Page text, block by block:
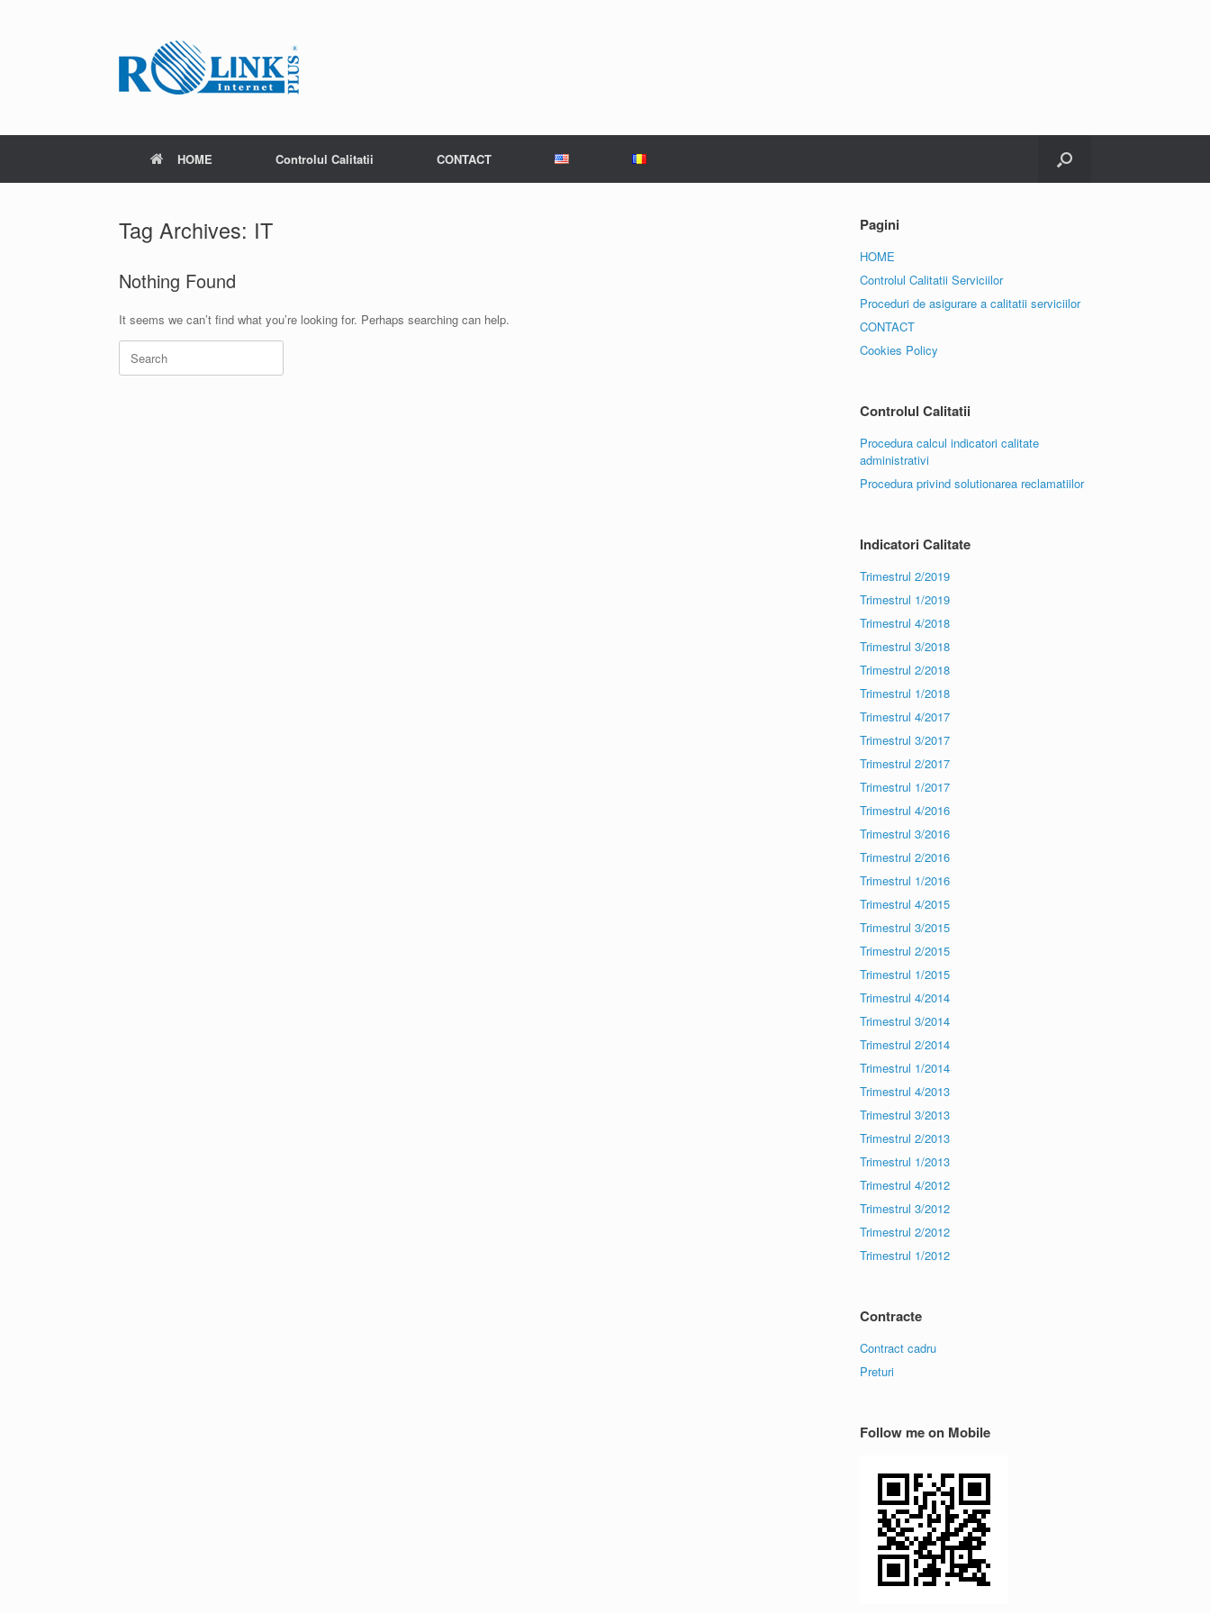
HOME Controlul Calitatii CONTACT
Tag Archives: IT
Nothing Found
It seems we can’t find what you’re looking for. Perhaps searching can help.
Search
for:
Pagini
HOME
Controlul Calitatii Serviciilor
Proceduri de asigurare a calitatii serviciilor
CONTACT
Cookies Policy
Controlul Calitatii
Procedura calcul indicatori calitate
administrativi
Procedura privind solutionarea reclamatiilor
Indicatori Calitate
Trimestrul 2/2019
Trimestrul 1/2019
Trimestrul 4/2018
Trimestrul 3/2018
Trimestrul 2/2018
Trimestrul 1/2018
Trimestrul 4/2017
Trimestrul 3/2017
Trimestrul 2/2017
Trimestrul 1/2017
Trimestrul 4/2016
Trimestrul 3/2016
Trimestrul 2/2016
Trimestrul 1/2016
Trimestrul 4/2015
Trimestrul 3/2015
Trimestrul 2/2015
Trimestrul 1/2015
Trimestrul 4/2014
Trimestrul 3/2014
Trimestrul 2/2014
Trimestrul 1/2014
Trimestrul 4/2013
Trimestrul 3/2013
Trimestrul 2/2013
Trimestrul 1/2013
Trimestrul 4/2012
Trimestrul 3/2012
Trimestrul 2/2012
Trimestrul 1/2012
Contracte
Contract cadru
Preturi
Follow me on Mobile